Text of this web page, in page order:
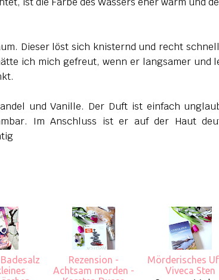
Dieser löst sich knisternd und recht
ich mich gefreut, wenn er langsamer und
und Vanille. Der Duft ist einfach
Im Anschluss ist er auf der Haut
Rezension -
Achtsam morden -
Mörderisches
Viveca Sten